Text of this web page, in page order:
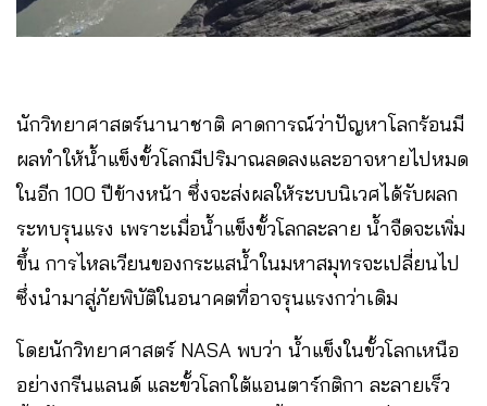
นักวิทยาศาสตร์นานาชาติ คาดการณ์ว่าปัญหาโลกร้อนมี
ผลทำให้น้ำแข็งขั้วโลกมีปริมาณลดลงและอาจหายไปหมด
ในอีก 100 ปีข้างหน้า ซึ่งจะส่งผลให้ระบบนิเวศได้รับผลก
ระทบรุนแรง เพราะเมื่อน้ำแข็งขั้วโลกละลาย น้ำจืดจะเพิ่ม
ขึ้น การไหลเวียนของกระแสน้ำในมหาสมุทรจะเปลี่ยนไป
ซึ่งนำมาสู่ภัยพิบัติในอนาคตที่อาจรุนแรงกว่าเดิม
โดยนักวิทยาศาสตร์ NASA พบว่า น้ำแข็งในขั้วโลกเหนือ
อย่างกรีนแลนด์ และขั้วโลกใต้แอนตาร์กติกา ละลายเร็ว